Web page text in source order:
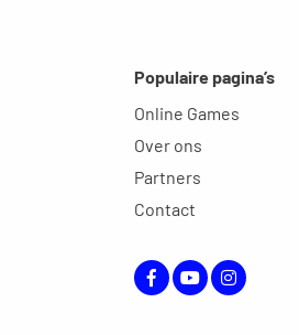
Populaire pagina’s
Online Games
Over ons
Partners
Contact